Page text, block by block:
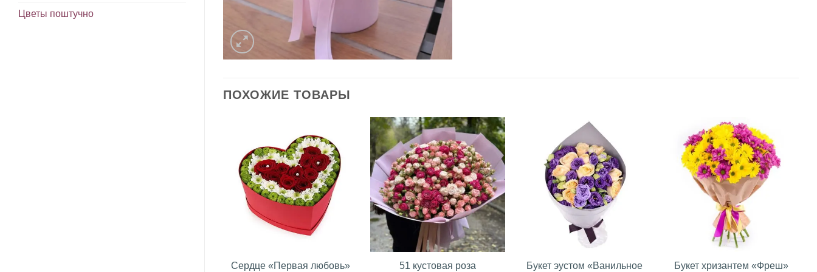
Цветы поштучно
ПОХОЖИЕ ТОВАРЫ
В
избранное
Сердце «Первая любовь»
В
избранное
51 кустовая роза
избранное
Букет эустом «Ванильное
В
избранное
Букет хризантем «Фреш»